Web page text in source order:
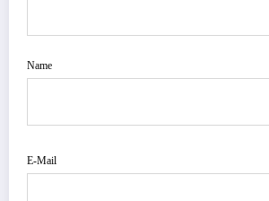
Name
E-Mail